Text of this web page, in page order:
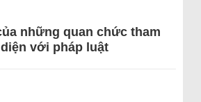
những quan chức tham
với pháp luật